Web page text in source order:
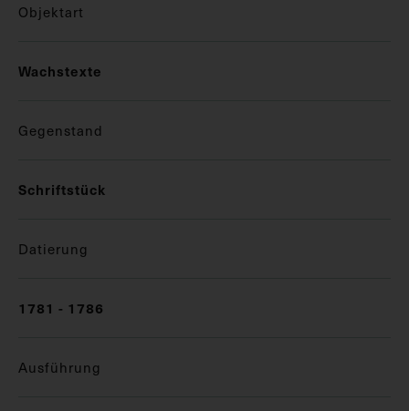
Objektart
Wachstexte
Gegenstand
Schriftstück
Datierung
1781 - 1786
Ausführung